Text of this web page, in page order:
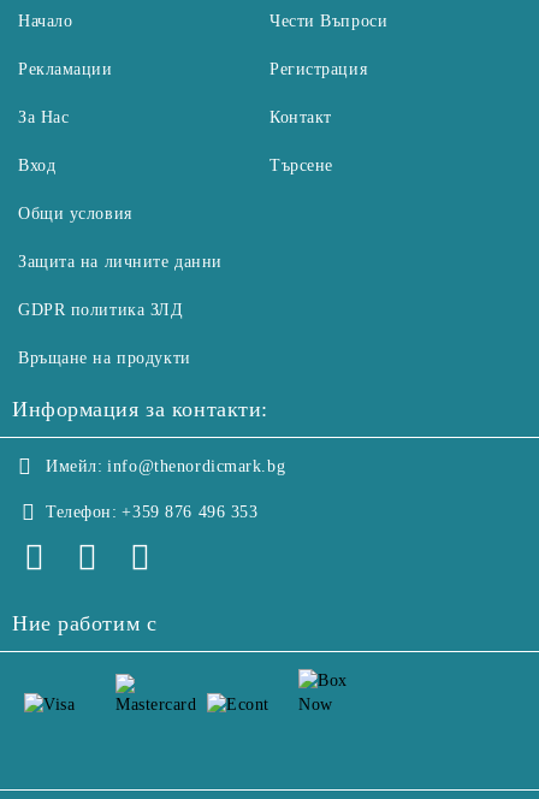
Начало
Рекламации
За Нас
Вход
Чести Въпроси
Регистрация
Контакт
Търсене
Общи условия
Защита на личните данни
GDPR политика ЗЛД
Връщане на продукти
Информация за контакти:
Имейл: info@thenordicmark.bg
Телефон: +359 876 496 353
Ние работим с